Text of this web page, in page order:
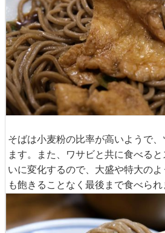
そばは小麦粉の比率が高いようで
ます。また、ワサビと共に食べる
いに変化するので、大盛や特大の
も飽きることなく最後まで食べられ